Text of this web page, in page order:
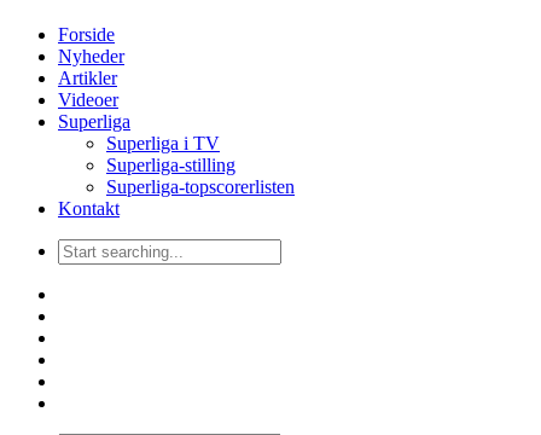
Forside
Nyheder
Artikler
Videoer
Superliga
Superliga i TV
Superliga-stilling
Superliga-topscorerlisten
Kontakt